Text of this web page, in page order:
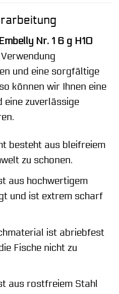
Nr. 1 6 g H10
und eine sorgfältige
können wir Ihnen eine
eine zuverlässige
besteht aus bleifreiem
zu schonen.
aus hochwertigem
und ist extrem scharf
ist abriebfest
Fische nicht zu
aus rostfreiem Stahl